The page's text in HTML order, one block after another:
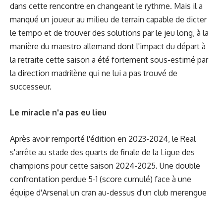
dans cette rencontre en changeant le rythme. Mais il a
manqué un joueur au milieu de terrain capable de dicter
le tempo et de trouver des solutions par le jeu long, à la
manière du maestro allemand dont l'impact du départ à
la retraite cette saison a été fortement sous-estimé par
la direction madrilène qui ne lui a pas trouvé de
successeur.
Le miracle n'a pas eu lieu
Après avoir remporté l'édition en 2023-2024, le Real
s'arrête au stade des quarts de finale de la Ligue des
champions pour cette saison 2024-2025. Une double
confrontation perdue 5-1 (score cumulé) face à une
équipe d'Arsenal un cran au-dessus d'un club merengue